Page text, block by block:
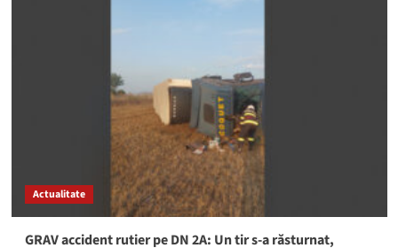
Actualitate
GRAV accident rutier pe DN 2A: Un tir s-a răsturnat,